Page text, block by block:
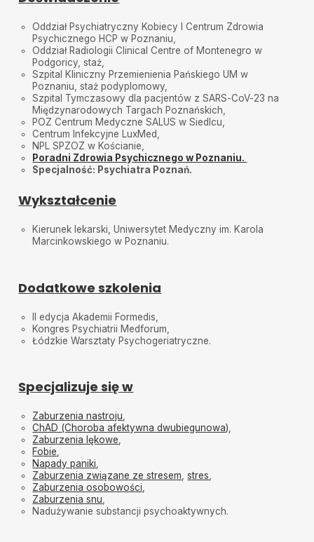
Oddział Psychiatryczny Kobiecy I Centrum Zdrowia
Psychicznego HCP w Poznaniu,
Oddział Radiologii Clinical Centre of Montenegro w
Podgoricy, staż,
Szpital Kliniczny Przemienienia Pańskiego UM w
Poznaniu, staż podyplomowy,
Szpital Tymczasowy dla pacjentów z SARS-CoV-23 na
Międzynarodowych Targach Poznańskich,
POZ Centrum Medyczne SALUS w Siedlcu,
Centrum Infekcyjne LuxMed,
NPL SPZOZ w Kościanie,
Poradni Zdrowia Psychicznego w Poznaniu.
Specjalność: Psychiatra Poznań.
Wykształcenie
Kierunek lekarski, Uniwersytet Medyczny im. Karola
Marcinkowskiego w Poznaniu.
Dodatkowe szkolenia
II edycja Akademii Formedis,
Kongres Psychiatrii Medforum,
Łódzkie Warsztaty Psychogeriatryczne.
Specjalizuje się w
Zaburzenia nastroju,
ChAD (Choroba afektywna dwubiegunowa),
Zaburzenia lękowe,
Fobie,
Napady paniki,
Zaburzenia związane ze stresem,stres,
Zaburzenia osobowości,
Zaburzenia snu,
Nadużywanie substancji psychoaktywnych.